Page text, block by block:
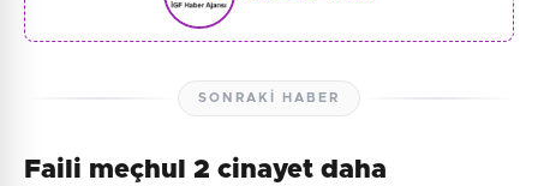
SONRAKI HABER
Faili meçhul 2 cinayet daha